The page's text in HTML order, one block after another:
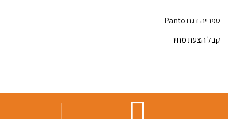
ספרייה דגם Panto
קבל הצעת מחיר